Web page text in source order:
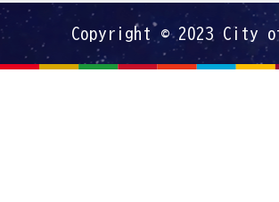
Copyright © 2023 City